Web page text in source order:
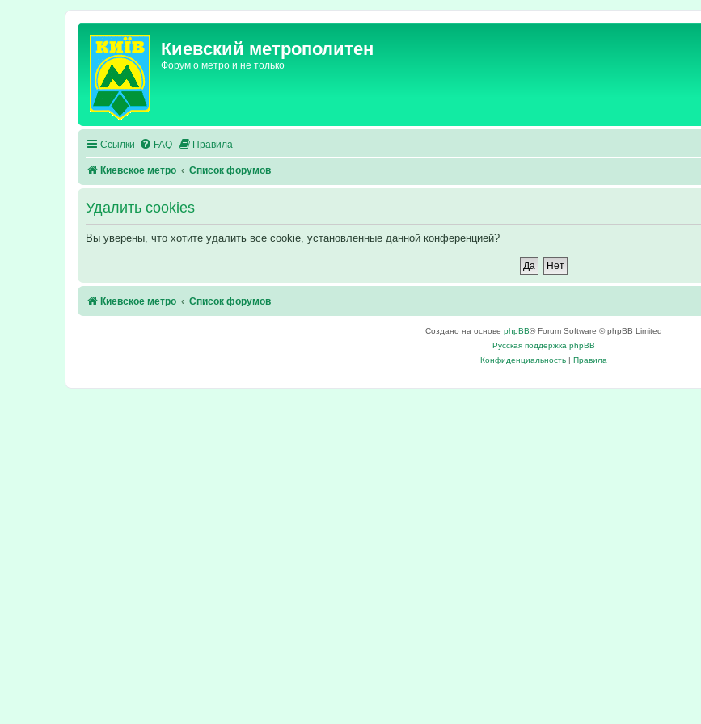
Киевский метрополитен
Форум о метро и не только
Ссылки FAQ Правила
Киевское метро Список форумов
Удалить cookies
Вы уверены, что хотите удалить все cookie, установленные данной конференцией?
Киевское метро Список форумов
Создано на основе phpBB® Forum Software © phpBB Limited
Русская поддержка phpBB
Конфиденциальность| Правила